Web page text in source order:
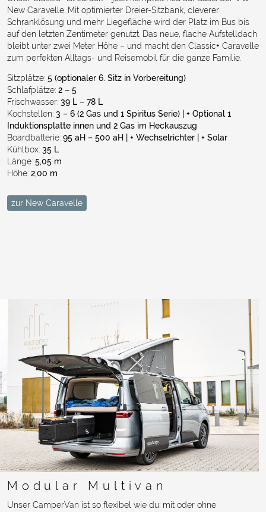
New Caravelle. Mit optimierter Dreier-Sitzbank, cleverer
Schranklösung und mehr Liegefläche wird der Platz im Bus bis
auf den letzten Zentimeter genutzt. Das neue, flache Aufstelldach
bleibt unter zwei Meter Höhe – und macht den Classic+ Caravelle
zum perfekten Alltags- und Reisemobil für die ganze Familie.
Sitzplätze: 5 (optionaler 6. Sitz in Vorbereitung)
Schlafplätze: 2 – 5
Frischwasser: 39 L – 78 L
Kochstellen: 3 – 6 (2 Gas und 1 Spiritus Serie) | + Optional 1
Induktionsplatte innen und 2 Gas im Heckauszug
Boardbatterie: 95 aH – 500 aH | + Wechselrichter | + Solar
Kühlbox: 35 L
Länge: 5,05 m
Höhe: 2,00 m
zur New Caravelle
Modular Multivan
Unser CamperVan ist so flexibel wie du: mit oder ohne